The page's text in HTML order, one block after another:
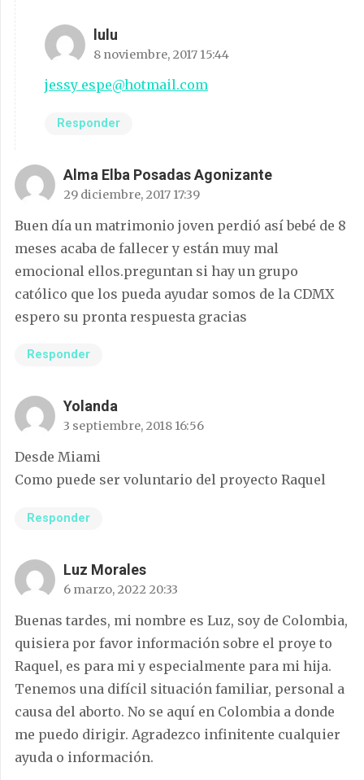
lulu
8 noviembre, 2017 15:44
jessy_espe@hotmail.com
Responder
Alma Elba Posadas Agonizante
29 diciembre, 2017 17:39
Buen día un matrimonio joven perdió así bebé de 8
meses acaba de fallecer y están muy mal
emocional ellos.preguntan si hay un grupo
católico que los pueda ayudar somos de la CDMX
espero su pronta respuesta gracias
Responder
Yolanda
3 septiembre, 2018 16:56
Desde Miami
Como puede ser voluntario del proyecto Raquel
Responder
Luz Morales
6 marzo, 2022 20:33
Buenas tardes, mi nombre es Luz, soy de Colombia,
quisiera por favor información sobre el proye to
Raquel, es para mi y especialmente para mi hija.
Tenemos una difícil situación familiar, personal a
causa del aborto. No se aquí en Colombia a donde
me puedo dirigir. Agradezco infinitente cualquier
ayuda o información.